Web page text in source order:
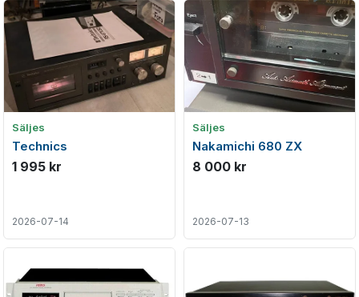
Säljes
Technics
1 995 kr
2026-07-14
Säljes
Nakamichi 680 ZX
8 000 kr
2026-07-13